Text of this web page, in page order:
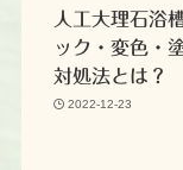
人工大理石浴
ック・変色・
対処法とは？
2022-12-23